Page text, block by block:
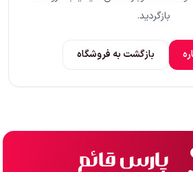
بازگردید.
بازگشت به فروشگاه